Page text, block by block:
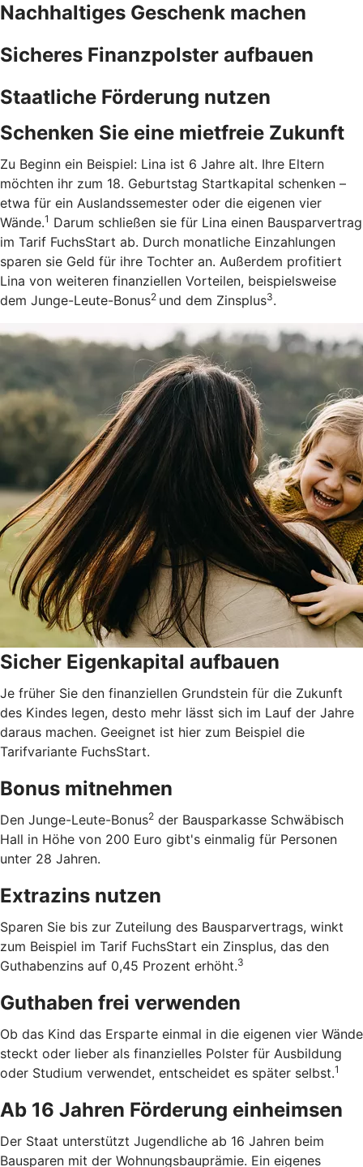
Nachhaltiges Geschenk machen
Sicheres Finanzpolster aufbauen
Staatliche Förderung nutzen
Schenken Sie eine mietfreie Zukunft
Zu Beginn ein Beispiel: Lina ist 6 Jahre alt. Ihre Eltern
möchten ihr zum 18. Geburtstag Startkapital schenken –
etwa für ein Auslandssemester oder die eigenen vier
Wände.1 Darum schließen sie für Lina einen Bausparvertrag
im Tarif FuchsStart ab. Durch monatliche Einzahlungen
sparen sie Geld für ihre Tochter an. Außerdem profitiert
Lina von weiteren finanziellen Vorteilen, beispielsweise
dem Junge-Leute-Bonus2 und dem Zinsplus3.
Sicher Eigenkapital aufbauen
Je früher Sie den finanziellen Grundstein für die Zukunft
des Kindes legen, desto mehr lässt sich im Lauf der Jahre
daraus machen. Geeignet ist hier zum Beispiel die
Tarifvariante FuchsStart.
Bonus mitnehmen
Den Junge-Leute-Bonus2 der Bausparkasse Schwäbisch
Hall in Höhe von 200 Euro gibt's einmalig für Personen
unter 28 Jahren.
Extrazins nutzen
Sparen Sie bis zur Zuteilung des Bausparvertrags, winkt
zum Beispiel im Tarif FuchsStart ein Zinsplus, das den
Guthabenzins auf 0,45 Prozent erhöht.3
Guthaben frei verwenden
Ob das Kind das Ersparte einmal in die eigenen vier Wände
steckt oder lieber als finanzielles Polster für Ausbildung
oder Studium verwendet, entscheidet es später selbst.1
Ab 16 Jahren Förderung einheimsen
Der Staat unterstützt Jugendliche ab 16 Jahren beim
Bausparen mit der Wohnungsbauprämie. Ein eigenes